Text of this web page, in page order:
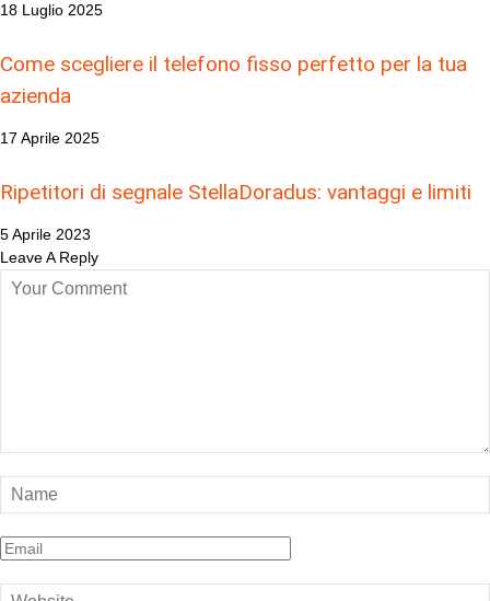
18 Luglio 2025
Come scegliere il telefono fisso perfetto per la tua
azienda
17 Aprile 2025
Ripetitori di segnale StellaDoradus: vantaggi e limiti
5 Aprile 2023
Leave A Reply